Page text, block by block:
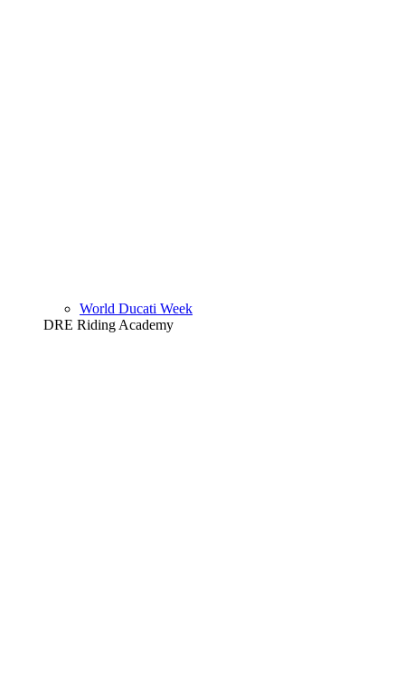
World Ducati Week
DRE Riding Academy